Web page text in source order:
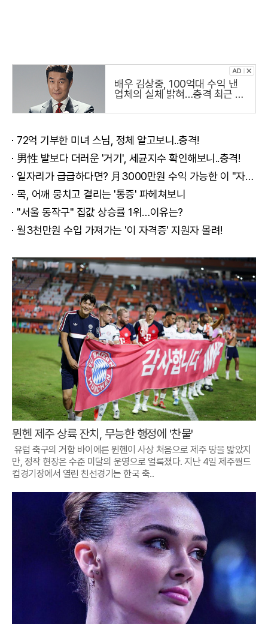
배우 김상중, 100억대 수익 낸
업체의 실체 밝혀…충격 최근 냉
의 사랑을 받는 국민 배우 김상
72억 기부한 미녀 스님, 정체 알고보니..충격!
男性 발보다 더러운 '거기', 세균지수 확인해보니..충격!
일자리가 급급하다면? 月3000만원 수익 가능한 이 "자격증" 주목받고 있어..
목, 어깨 뭉치고 결리는 '통증' 파헤쳐보니
"서울 동작구" 집값 상승률 1위…이유는?
월3천만원 수입 가져가는 '이 자격증' 지원자 몰려!
뮌헨 제주 상륙 잔치, 무능한 행정에 '찬물'
유럽 축구의 거함 바이에른 뮌헨이 사상 처음으로 제주 땅을 밟았지
만, 정작 현장은 수준 미달의 운영으로 얼룩졌다. 지난 4일 제주월드
컵경기장에서 열린 친선경기는 한국 축..